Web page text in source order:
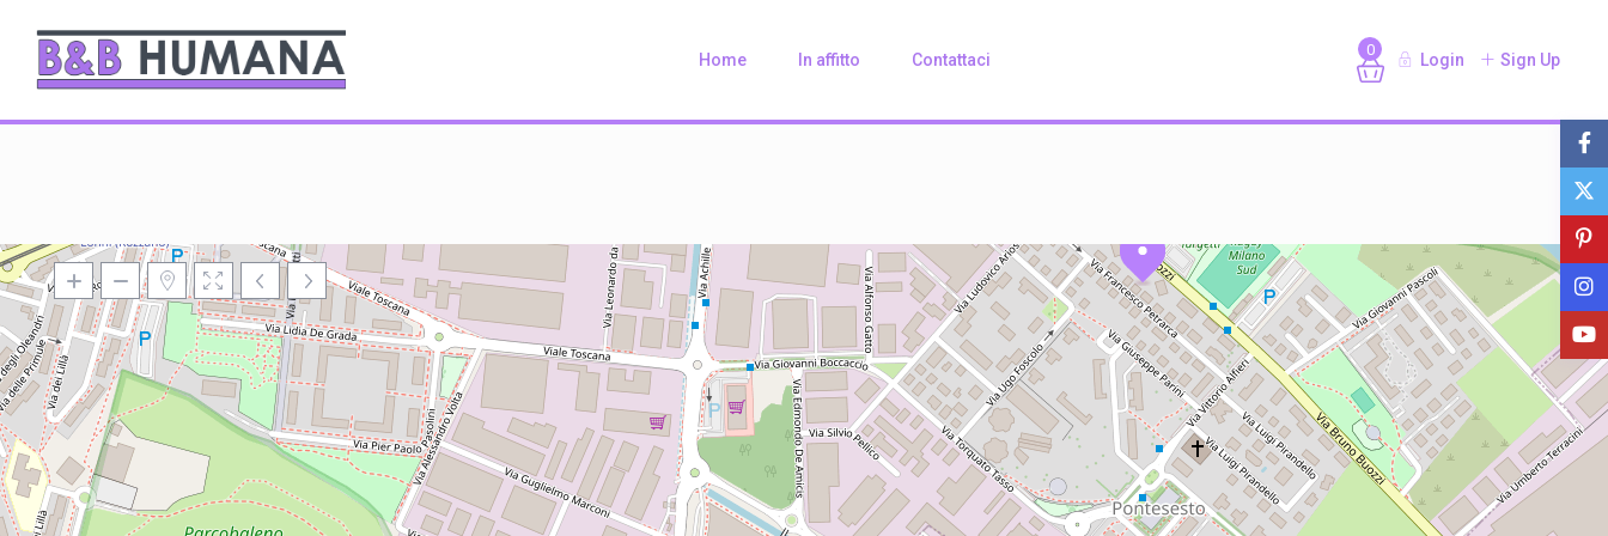
Home In affitto Contattaci
0
Login Sign Up
Loading Maps